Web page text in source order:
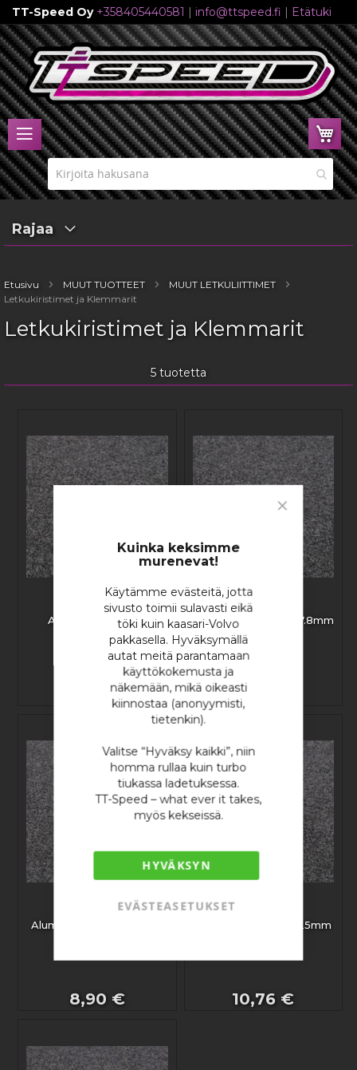
Close
Cookie
Kuinka keksimme
murenevat!
Käytämme evästeitä, jotta
sivusto toimii sulavasti eikä
töki kuin kaasari-Volvo
pakkasella. Hyväksymällä
autat meitä parantamaan
käyttökokemusta ja
näkemään, mikä oikeasti
kiinnostaa (anonyymisti,
tietenkin).
Valitse “Hyväksy kaikki”, niin
homma rullaa kuin turbo
tiukassa ladetuksessa.
TT-Speed – what ever it takes,
myös kekseissä.
HYVÄKSYN
EVÄSTEASETUKSET
TT-Speed Oy +358405440581 | info@ttspeed.fi | Etätuki
Skip
to
Content
Etusivu MUUT TUOTTEET
MUUT LETKULIITTIMET
Letkukiristimet ja Klemmarit
Letkukiristimet ja Klemmarit
5 tuotetta
Letkukiristin
Alumiinisuojuksella
6,79 €
Letkukiristin
Alumiinisuojuksella 17.8mm
7,40 €
Letkukiristin
Alumiinisuojuksella 21mm
8,90 €
Letkukiristin
Alumiinisuojuksella 25mm
10,76 €
Rajaa